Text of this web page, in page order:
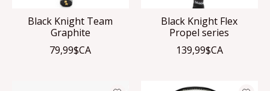
Black Knight Team
Graphite
79,99$CA
Black Knight Flex
Propel series
139,99$CA